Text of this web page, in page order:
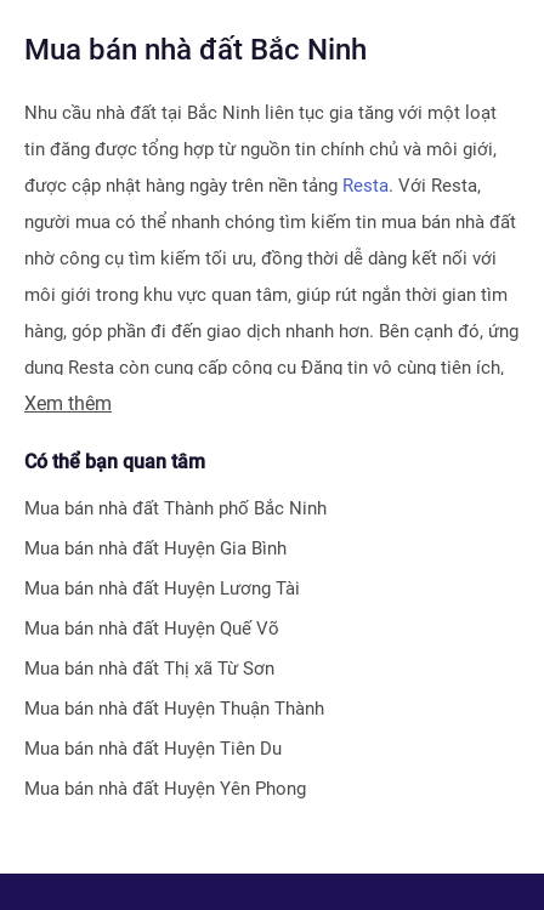
Mua bán nhà đất Bắc Ninh
Nhu cầu nhà đất tại Bắc Ninh liên tục gia tăng với một loạt
tin đăng được tổng hợp từ nguồn tin chính chủ và môi giới,
được cập nhật hàng ngày trên nền tảng Resta. Với Resta,
người mua có thể nhanh chóng tìm kiếm tin mua bán nhà đất
nhờ công cụ tìm kiếm tối ưu, đồng thời dễ dàng kết nối với
môi giới trong khu vực quan tâm, giúp rút ngắn thời gian tìm
hàng, góp phần đi đến giao dịch nhanh hơn. Bên cạnh đó, ứng
dụng Resta còn cung cấp công cụ Đăng tin vô cùng tiện ích,
giúp người bán hay môi giới nhận biết được ngay hiệu quả bài
động sản chuyên nghiệp như
miễn phí, Bộ lọc địa phương 360hay
sẽ trở thành trợ thủ đắc lực cho nhà đầu tư
trong quá trình tìm kiếm và đầu tư bất động sản.
Xem thêm
Có thể bạn quan tâm
Mua bán nhà đất Thành phố Bắc Ninh
Mua bán nhà đất Huyện Gia Bình
Mua bán nhà đất Huyện Lương Tài
Mua bán nhà đất Huyện Quế Võ
Mua bán nhà đất Thị xã Từ Sơn
Mua bán nhà đất Huyện Thuận Thành
Mua bán nhà đất Huyện Tiên Du
Mua bán nhà đất Huyện Yên Phong